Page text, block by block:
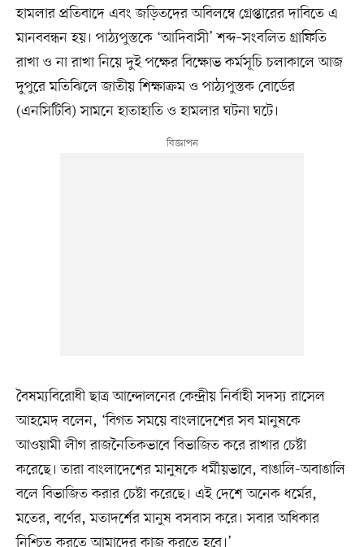
হামলার প্রতিবাদে এবং জড়িতদের অবিলম্বে গ্রেপ্তারের দাবিতে এ
মানববন্ধন হয়। পাঠ্যপুস্তকে ‘আদিবাসী’ শব্দ–সংবলিত গ্রাফিতি
রাখা ও না রাখা নিয়ে দুই পক্ষের বিক্ষোভ কর্মসূচি চলাকালে আজ
দুপুরে মতিঝিলে জাতীয় শিক্ষাক্রম ও পাঠ্যপুস্তক বোর্ডের
(এনসিটিবি) সামনে হাতাহাতি ও হামলার ঘটনা ঘটে।
বৈষম্যবিরোধী ছাত্র আন্দোলনের কেন্দ্রীয় নির্বাহী সদস্য রাসেল
আহমেদ বলেন, ‘বিগত সময়ে বাংলাদেশের সব মানুষকে
আওয়ামী লীগ রাজনৈতিকভাবে বিভাজিত করে রাখার চেষ্টা
করেছে। তারা বাংলাদেশের মানুষকে ধর্মীয়ভাবে, বাঙালি-অবাঙালি
বলে বিভাজিত করার চেষ্টা করেছে। এই দেশে অনেক ধর্মের,
মতের, বর্ণের, মতাদর্শের মানুষ বসবাস করে। সবার অধিকার